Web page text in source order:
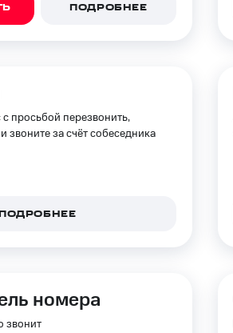
ПОДРОБНЕЕ
просьбой перезвонить,
звоните за счёт собеседника
номера
звонит